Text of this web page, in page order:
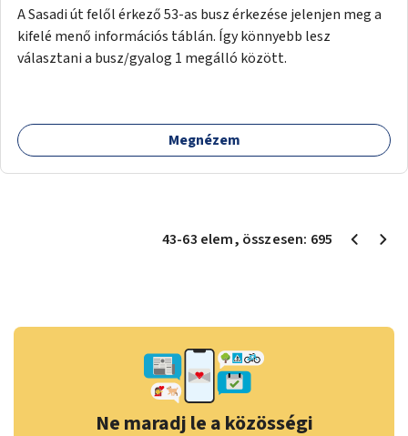
A Sasadi út felől érkező 53-as busz érkezése jelenjen meg a
kifelé menő információs táblán. Így könnyebb lesz
választani a busz/gyalog 1 megálló között.
Megnézem
43-63 elem, összesen: 695
Ne maradj le a közösségi